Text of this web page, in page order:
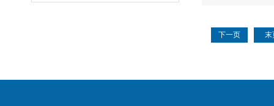
下一页 末